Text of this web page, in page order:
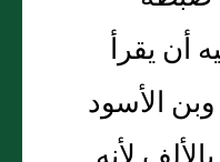
أن يقرأ
الأسود